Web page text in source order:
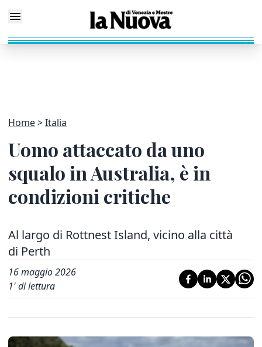
Home Italia
Uomo attaccato da uno
squalo in Australia, è in
condizioni critiche
Al largo di Rottnest Island, vicino alla città
di Perth
16 maggio 2026
1' di lettura